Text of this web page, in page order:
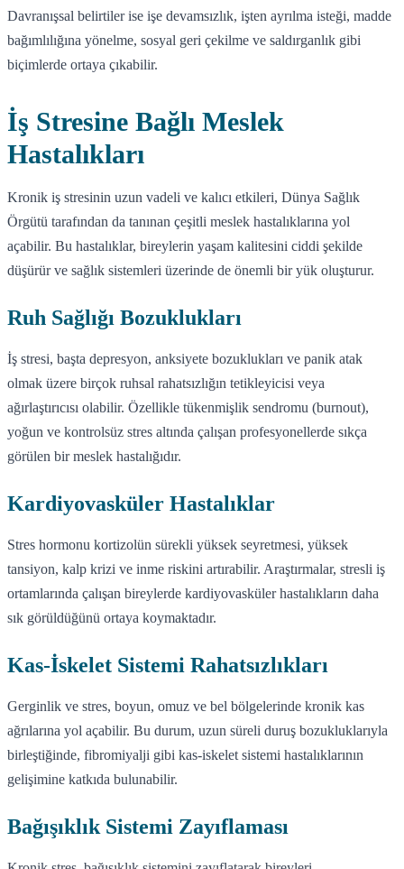
Davranışsal belirtiler ise işe devamsızlık, işten ayrılma isteği, madde
bağımlılığına yönelme, sosyal geri çekilme ve saldırganlık gibi
biçimlerde ortaya çıkabilir.
İş Stresine Bağlı Meslek
Hastalıkları
Kronik iş stresinin uzun vadeli ve kalıcı etkileri, Dünya Sağlık
Örgütü tarafından da tanınan çeşitli meslek hastalıklarına yol
açabilir. Bu hastalıklar, bireylerin yaşam kalitesini ciddi şekilde
düşürür ve sağlık sistemleri üzerinde de önemli bir yük oluşturur.
Ruh Sağlığı Bozuklukları
İş stresi, başta depresyon, anksiyete bozuklukları ve panik atak
olmak üzere birçok ruhsal rahatsızlığın tetikleyicisi veya
ağırlaştırıcısı olabilir. Özellikle tükenmişlik sendromu (burnout),
yoğun ve kontrolsüz stres altında çalışan profesyonellerde sıkça
görülen bir meslek hastalığıdır.
Kardiyovasküler Hastalıklar
Stres hormonu kortizolün sürekli yüksek seyretmesi, yüksek
tansiyon, kalp krizi ve inme riskini artırabilir. Araştırmalar, stresli iş
ortamlarında çalışan bireylerde kardiyovasküler hastalıkların daha
sık görüldüğünü ortaya koymaktadır.
Kas-İskelet Sistemi Rahatsızlıkları
Gerginlik ve stres, boyun, omuz ve bel bölgelerinde kronik kas
ağrılarına yol açabilir. Bu durum, uzun süreli duruş bozukluklarıyla
birleştiğinde, fibromiyalji gibi kas-iskelet sistemi hastalıklarının
gelişimine katkıda bulunabilir.
Bağışıklık Sistemi Zayıflaması